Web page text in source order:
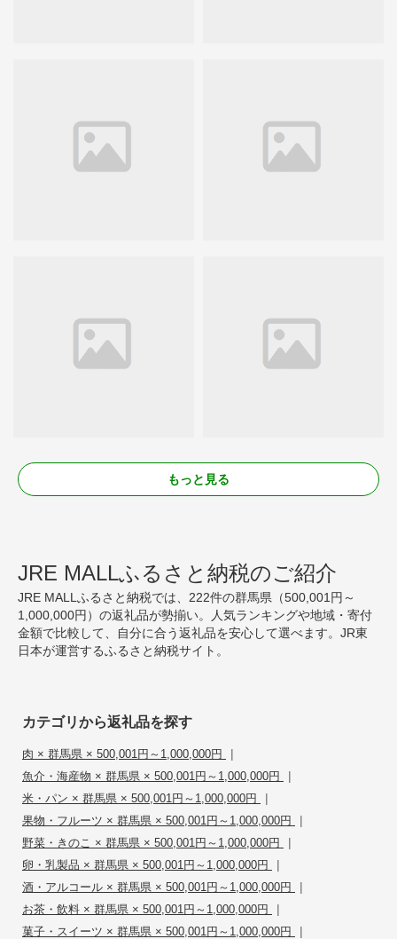
もっと見る
JRE MALLふるさと納税のご紹介
JRE MALLふるさと納税では、222件の群馬県（500,001円～
1,000,000円）の返礼品が勢揃い。人気ランキングや地域・寄付
金額で比較して、自分に合う返礼品を安心して選べます。JR東
日本が運営するふるさと納税サイト。
カテゴリから返礼品を探す
肉 × 群馬県 × 500,001円～1,000,000円 |
魚介・海産物 × 群馬県 × 500,001円～1,000,000円 |
米・パン × 群馬県 × 500,001円～1,000,000円 |
果物・フルーツ × 群馬県 × 500,001円～1,000,000円 |
野菜・きのこ × 群馬県 × 500,001円～1,000,000円 |
卵・乳製品 × 群馬県 × 500,001円～1,000,000円 |
酒・アルコール × 群馬県 × 500,001円～1,000,000円 |
お茶・飲料 × 群馬県 × 500,001円～1,000,000円 |
菓子・スイーツ × 群馬県 × 500,001円～1,000,000円 |